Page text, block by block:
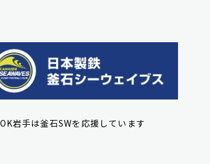
岩手は釜石SWを応援しています